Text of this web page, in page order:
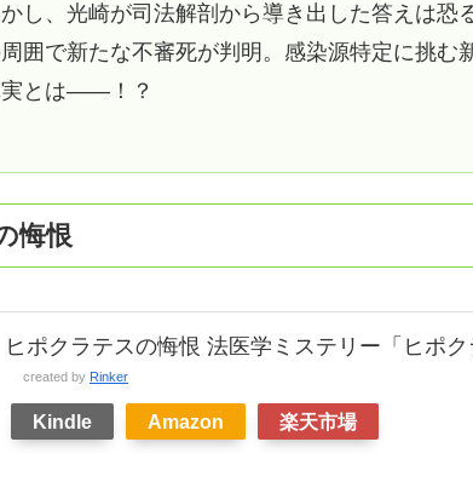
し、光崎が司法解剖から導き出した答えは恐
囲で新たな不審死が判明。感染源特定に挑む
実とは――！？
悔恨
ヒポクラテスの悔恨 法医学ミステリー「ヒポク
created by Rinker
Kindle Amazon 楽天市場